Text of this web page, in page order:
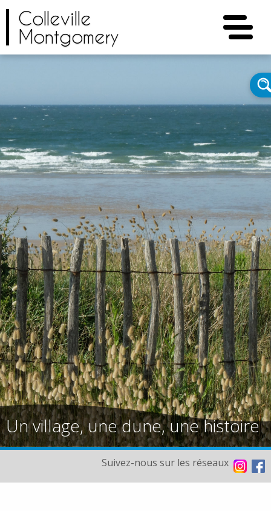
Colleville
Montgomery
Un village, une dune, une histoire
Suivez-nous sur les réseaux